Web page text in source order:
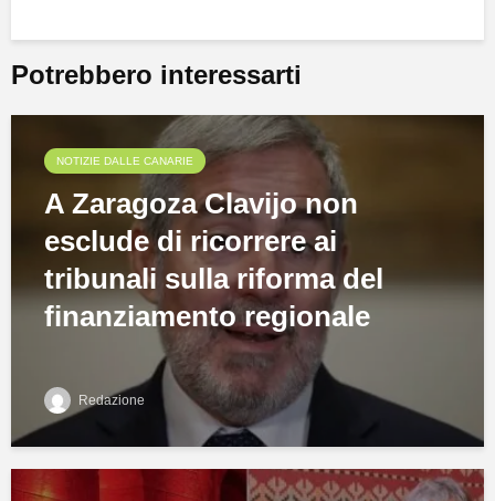
Potrebbero interessarti
NOTIZIE DALLE CANARIE
A Zaragoza Clavijo non
esclude di ricorrere ai
tribunali sulla riforma del
finanziamento regionale
Redazione